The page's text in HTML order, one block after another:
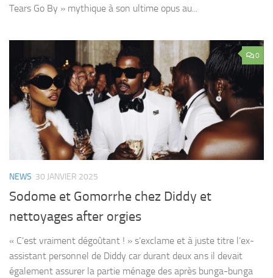
Tears Go By » mythique à son ultime opus au...
0
NEWS 30 JANVIER 2025
Sodome et Gomorrhe chez Diddy et
nettoyages after orgies
« C’est vraiment dégoûtant ! » s’exclame et à juste titre l’ex-
assistant personnel de Diddy car durant deux ans il devait
également assurer la partie ménage des après bunga-bunga